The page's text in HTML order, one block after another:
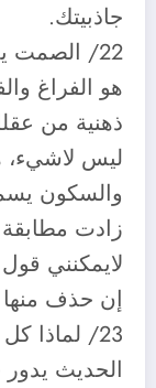
جاذبيتك.
22/
هو الفراغ
ذهنية من
ليس لاشيء،
والسكون
زادت
لايمكنني
إن حذف
23/ لماذا
الحديث يدور